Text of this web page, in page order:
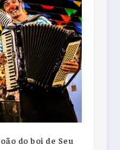
do boi de Seu